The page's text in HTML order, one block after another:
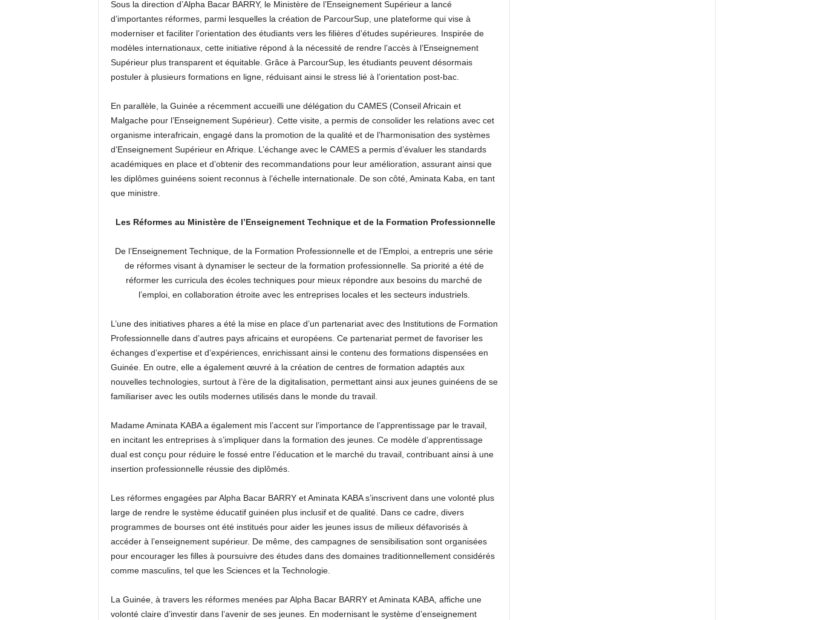
Sous la direction d’Alpha Bacar BARRY, le Ministère de l’Enseignement Supérieur a lancé
d’importantes réformes, parmi lesquelles la création de ParcourSup, une plateforme qui vise à
moderniser et faciliter l’orientation des étudiants vers les filières d’études supérieures. Inspirée de
modèles internationaux, cette initiative répond à la nécessité de rendre l’accès à l’Enseignement
Supérieur plus transparent et équitable. Grâce à ParcourSup, les étudiants peuvent désormais
postuler à plusieurs formations en ligne, réduisant ainsi le stress lié à l’orientation post-bac.
En parallèle, la Guinée a récemment accueilli une délégation du CAMES (Conseil Africain et
Malgache pour l’Enseignement Supérieur). Cette visite, a permis de consolider les relations avec cet
organisme interafricain, engagé dans la promotion de la qualité et de l’harmonisation des systèmes
d’Enseignement Supérieur en Afrique. L’échange avec le CAMES a permis d’évaluer les standards
académiques en place et d’obtenir des recommandations pour leur amélioration, assurant ainsi que
les diplômes guinéens soient reconnus à l’échelle internationale. De son côté, Aminata Kaba, en tant
que ministre.
Les Réformes au Ministère de l’Enseignement Technique et de la Formation Professionnelle
De l’Enseignement Technique, de la Formation Professionnelle et de l’Emploi, a entrepris une série
de réformes visant à dynamiser le secteur de la formation professionnelle. Sa priorité a été de
réformer les curricula des écoles techniques pour mieux répondre aux besoins du marché de
l’emploi, en collaboration étroite avec les entreprises locales et les secteurs industriels.
L’une des initiatives phares a été la mise en place d’un partenariat avec des Institutions de Formation
Professionnelle dans d’autres pays africains et européens. Ce partenariat permet de favoriser les
échanges d’expertise et d’expériences, enrichissant ainsi le contenu des formations dispensées en
Guinée. En outre, elle a également œuvré à la création de centres de formation adaptés aux
nouvelles technologies, surtout à l’ère de la digitalisation, permettant ainsi aux jeunes guinéens de se
familiariser avec les outils modernes utilisés dans le monde du travail.
Madame Aminata KABA a également mis l’accent sur l’importance de l’apprentissage par le travail,
en incitant les entreprises à s’impliquer dans la formation des jeunes. Ce modèle d’apprentissage
dual est conçu pour réduire le fossé entre l’éducation et le marché du travail, contribuant ainsi à une
insertion professionnelle réussie des diplômés.
Les réformes engagées par Alpha Bacar BARRY et Aminata KABA s’inscrivent dans une volonté plus
large de rendre le système éducatif guinéen plus inclusif et de qualité. Dans ce cadre, divers
programmes de bourses ont été institués pour aider les jeunes issus de milieux défavorisés à
accéder à l’enseignement supérieur. De même, des campagnes de sensibilisation sont organisées
pour encourager les filles à poursuivre des études dans des domaines traditionnellement considérés
comme masculins, tel que les Sciences et la Technologie.
La Guinée, à travers les réformes menées par Alpha Bacar BARRY et Aminata KABA, affiche une
volonté claire d’investir dans l’avenir de ses jeunes. En modernisant le système d’enseignement